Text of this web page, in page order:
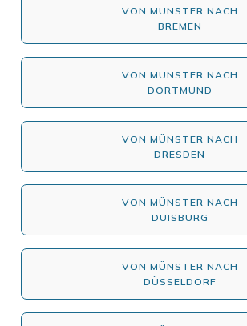
VON MÜNSTER NACH
BREMEN
VON MÜNSTER NACH
DORTMUND
VON MÜNSTER NACH
DRESDEN
VON MÜNSTER NACH
DUISBURG
VON MÜNSTER NACH
DÜSSELDORF